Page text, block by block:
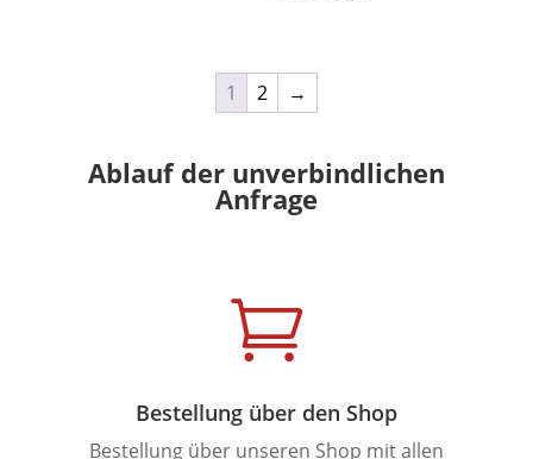
1 2 →
Ablauf der unverbindlichen
Anfrage

Bestellung über den Shop
Bestellung über unseren Shop mit allen